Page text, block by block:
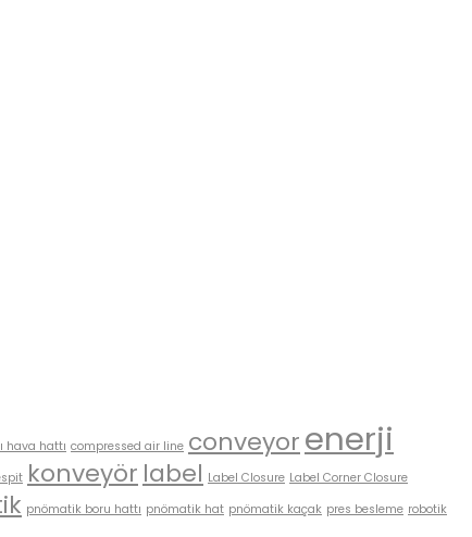
hava hattı compressed air line conveyorenerji
konveyör label Label Closure Label Corner Closure
pnömatik boru hattı pnömatik hat pnömatik kaçak pres besleme robotik